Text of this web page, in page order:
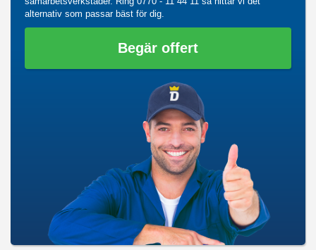
alternativ som passar bäst för dig.
Begär offert